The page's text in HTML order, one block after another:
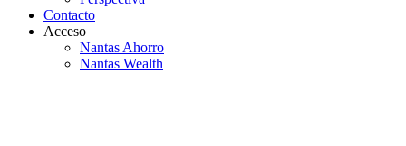
Contacto
Acceso
Nantas Ahorro
Nantas Wealth